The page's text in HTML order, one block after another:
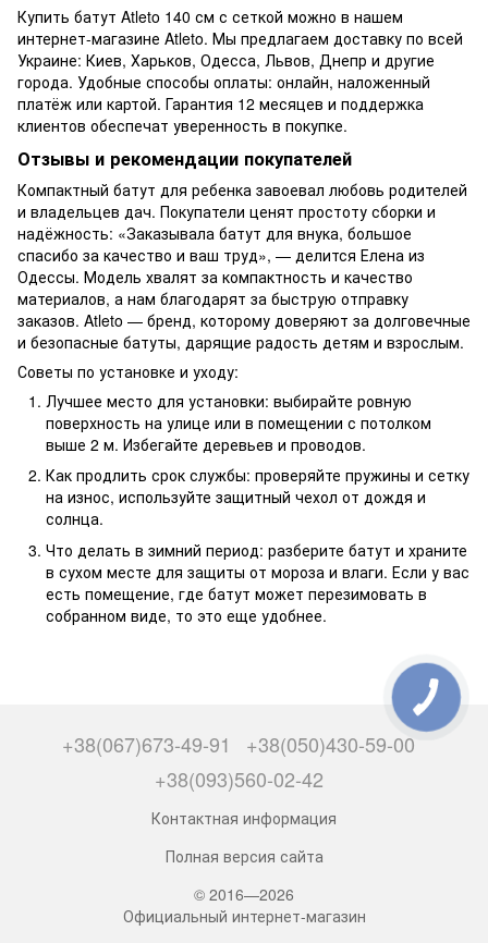
Купить батут Atleto 140 см с сеткой можно в нашем
интернет-магазине Atleto. Мы предлагаем доставку по всей
Украине: Киев, Харьков, Одесса, Львов, Днепр и другие
города. Удобные способы оплаты: онлайн, наложенный
платёж или картой. Гарантия 12 месяцев и поддержка
клиентов обеспечат уверенность в покупке.
Отзывы и рекомендации покупателей
Компактный батут для ребенка завоевал любовь родителей
и владельцев дач. Покупатели ценят простоту сборки и
надёжность: «Заказывала батут для внука, большое
спасибо за качество и ваш труд», — делится Елена из
Одессы. Модель хвалят за компактность и качество
материалов, а нам благодарят за быструю отправку
заказов. Atleto — бренд, которому доверяют за долговечные
и безопасные батуты, дарящие радость детям и взрослым.
Советы по установке и уходу:
Лучшее место для установки: выбирайте ровную
поверхность на улице или в помещении с потолком
выше 2 м. Избегайте деревьев и проводов.
Как продлить срок службы: проверяйте пружины и сетку
на износ, используйте защитный чехол от дождя и
солнца.
Что делать в зимний период: разберите батут и храните
в сухом месте для защиты от мороза и влаги. Если у вас
есть помещение, где батут может перезимовать в
собранном виде, то это еще удобнее.
+38(067)673-49-91
+38(050)430-59-00
+38(093)560-02-42
Контактная информация
Полная версия сайта
© 2016—2026
Официальный интернет-магазин